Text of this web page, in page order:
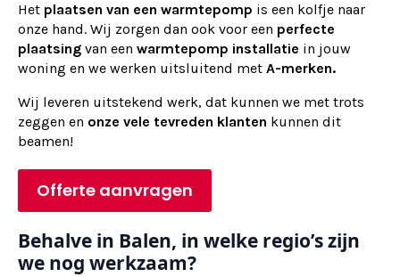
Het plaatsen van een warmtepomp is een kolfje naar
onze hand. Wij zorgen dan ook voor een perfecte
plaatsing van een warmtepomp installatie in jouw
woning en we werken uitsluitend met A-merken.
Wij leveren uitstekend werk, dat kunnen we met trots
zeggen en onze vele tevreden klanten kunnen dit
beamen!
Offerte aanvragen
Behalve in Balen, in welke regio’s zijn
we nog werkzaam?